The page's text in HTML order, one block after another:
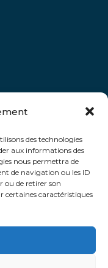
des technologies
aux informations des
nous permettra de
de navigation ou les ID
ou de retirer son
caractéristiques
aux clubs de ping pong,
de ping pong, sacs,